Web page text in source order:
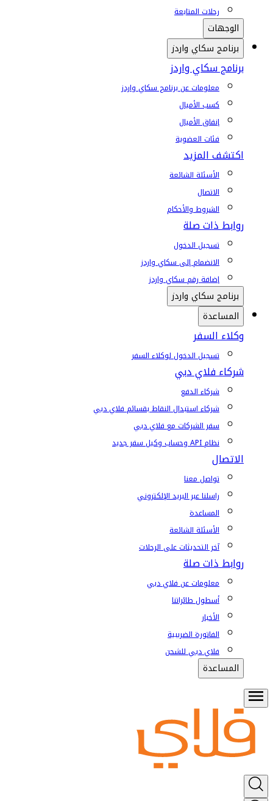
رحلات المتابعة
الوجهات
برنامج سكاي واردز
برنامج سكاي واردز
معلومات عن برنامج سكاي واردز
كسب الأميال
إنفاق الأميال
فئات العضوية
اكتشف المزيد
الأسئلة الشائعة
الاتصال
الشروط والأحكام
روابط ذات صلة
تسجيل الدخول
الانضمام إلى سكاي واردز
إضافة رقم سكاي واردز
برنامج سكاي واردز
المساعدة
وكلاء السفر
تسجيل الدخول لوكلاء السفر
شركاء فلاي دبي
شركاء الدفع
شركاء استبدال النقاط بقسائم فلاي دبي
سفر الشركات مع فلاي دبي
نظام API وحساب وكيل سفر جديد
الاتصال
تواصل معنا
راسلنا عبر البريد الإلكتروني
المساعدة
الأسئلة الشائعة
آخر التحديثات على الرحلات
روابط ذات صلة
معلومات عن فلاي دبي
أسطول طائراتنا
الأخبار
الفاتورة الضريبية
فلاي دبي للشحن
المساعدة